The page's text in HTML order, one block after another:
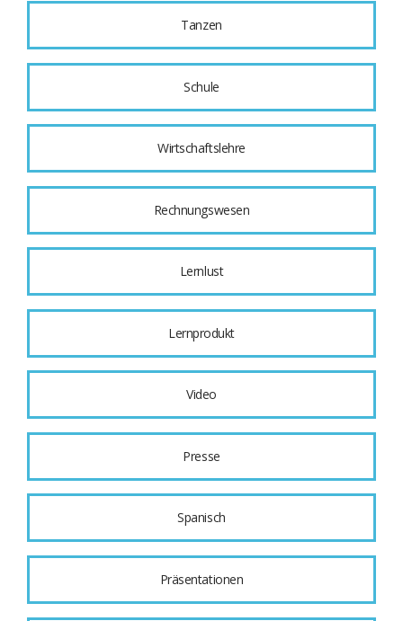
Tanzen
Schule
Wirtschaftslehre
Rechnungswesen
Lernlust
Lernprodukt
Video
Presse
Spanisch
Präsentationen